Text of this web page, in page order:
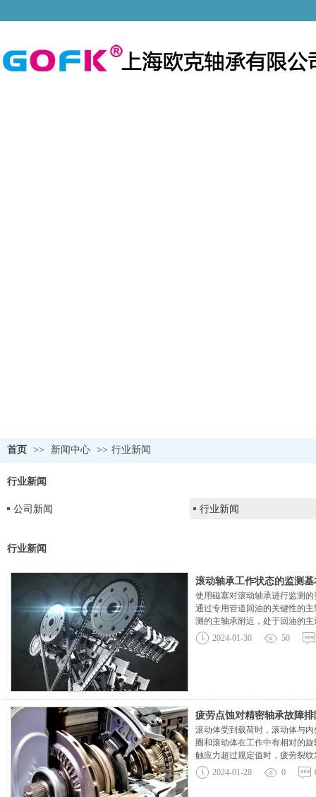
首页 >> 新闻中心 >> 行业新闻
行业新闻
公司新闻 行业新闻
行业新闻
滚动轴承工作状态的监测
使用磁塞对滚动轴承进行监测
通过专用管道回油的关键性的
测的主轴承附近，处于回油的
液压件的阻隔，为了提高监测
式贮油器，贮油器应作成倒圆
2024-01-30 50
疲劳点蚀对精密轴承故障
滚动体受到载荷时，滚动体与
圈和滚动体在工作中有相对的
触应力超过规定值时，疲劳裂
内外圈滚动体表面的疲劳点蚀
和振动损失，所以点蚀是滚动
2024-01-28 0